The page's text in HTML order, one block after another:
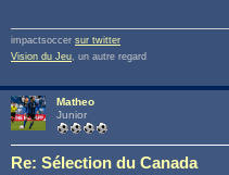
impactsoccer sur twitter
Vision du Jeu , un autre regard
Matheo
Junior
Re: Sélection du Canada